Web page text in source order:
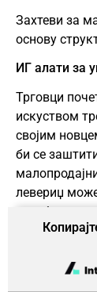
Захтеви за
основу
ИГ алати за
Трговци
искуством
својим
би се
левериџ
посебно
ИГ нуди